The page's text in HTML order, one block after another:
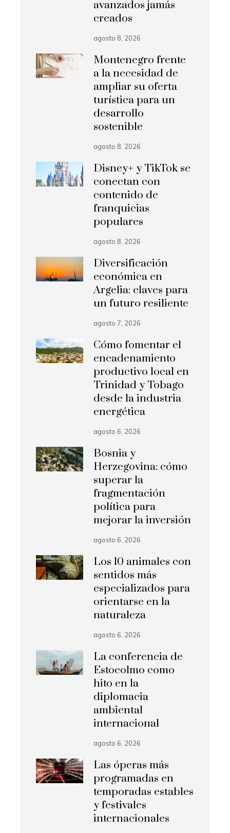
avanzados jamás
creados
agosto 8, 2026
Montenegro frente
a la necesidad de
ampliar su oferta
turística para un
desarrollo
sostenible
agosto 8, 2026
Disney+ y TikTok se
conectan con
contenido de
franquicias
populares
agosto 8, 2026
Diversificación
económica en
Argelia: claves para
un futuro resiliente
agosto 7, 2026
Cómo fomentar el
encadenamiento
productivo local en
Trinidad y Tobago
desde la industria
energética
agosto 6, 2026
Bosnia y
Herzegovina: cómo
superar la
fragmentación
política para
mejorar la inversión
agosto 6, 2026
Los 10 animales con
sentidos más
especializados para
orientarse en la
naturaleza
agosto 6, 2026
La conferencia de
Estocolmo como
hito en la
diplomacia
ambiental
internacional
agosto 6, 2026
Las óperas más
programadas en
temporadas estables
y festivales
internacionales